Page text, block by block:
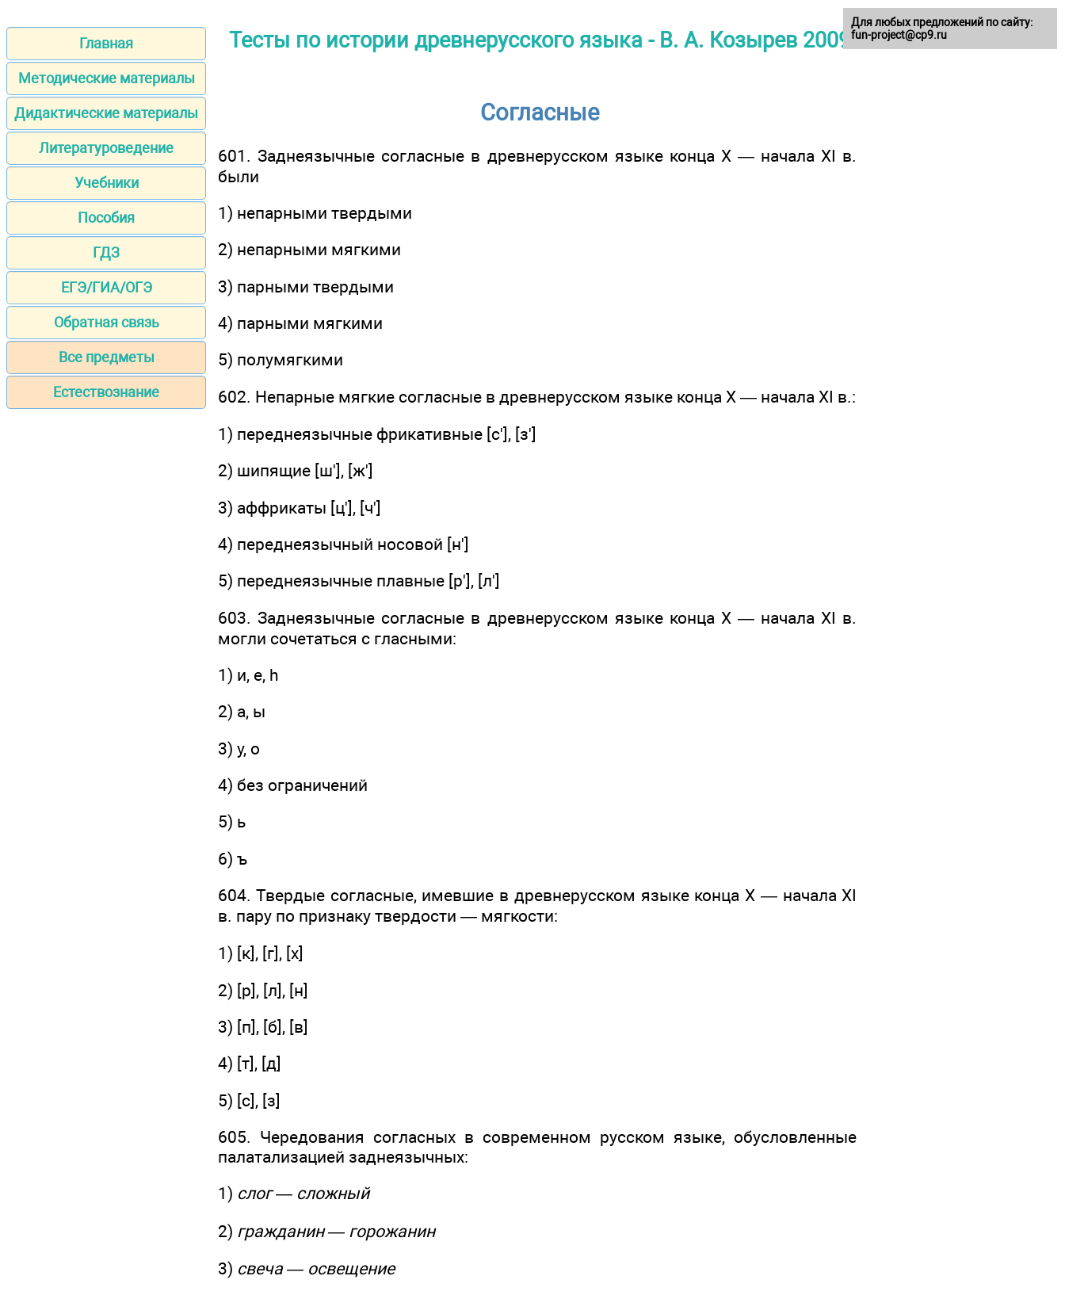
Главная
Методические материалы
Дидактические материалы
Литературоведение
Учебники
Пособия
ГДЗ
ЕГЭ/ГИА/ОГЭ
Обратная связь
Все предметы
Естествознание
Тесты по истории древнерусского языка - В. А. Козырев 2009
Согласные
601. Заднеязычные согласные в древнерусском языке конца Х — начала ХI в.
были
1) непарными твердыми
2) непарными мягкими
3) парными твердыми
4) парными мягкими
5) полумягкими
602. Непарные мягкие согласные в древнерусском языке конца Х — начала XI в.:
1) переднеязычные фрикативные [с'], [з']
2) шипящие [ш'], [ж']
3) аффрикаты [ц'], [ч']
4) переднеязычный носовой [н']
5) переднеязычные плавные [р'], [л']
603. Заднеязычные согласные в древнерусском языке конца Х — начала XI в.
могли сочетаться с гласными:
1) и, е, h
2) а, ы
3) у, о
4) без ограничений
5) ь
6) ъ
604. Твердые согласные, имевшие в древнерусском языке конца Х — начала XI
в. пару по признаку твердости — мягкости:
1) [к], [г], [х]
2) [р], [л], [н]
3) [п], [б], [в]
4) [т], [д]
5) [с], [з]
605. Чередования согласных в современном русском языке, обусловленные
палатализацией заднеязычных:
1) слог — сложный
2) гражданин — горожанин
3) свеча — освещение
Для любых предложений по сайту:
fun-project@cp9.ru